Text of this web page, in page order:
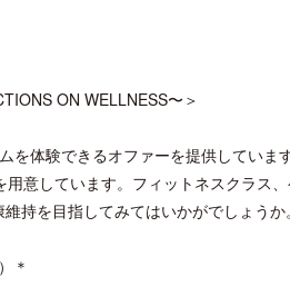
ON WELLNESS〜＞
を体験できるオファーを提供してい
意しています。フィットネスクラス
持を目指してみてはいかがでしょうか。
＊